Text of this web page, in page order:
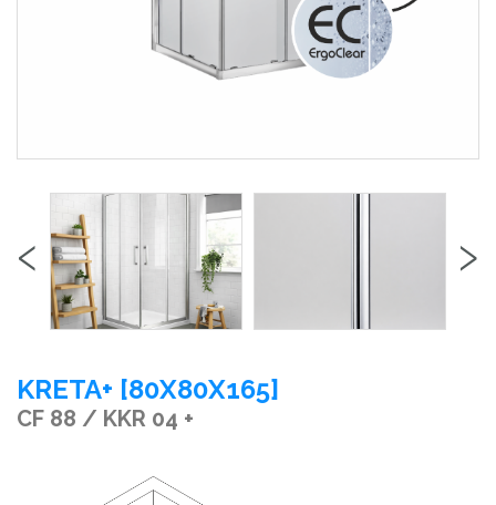
‹ ›
KRETA+ [80X80X165]
CF 88 / KKR 04 +